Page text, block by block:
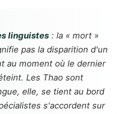
linguistes : la « mort »
pas la disparition d'un
au moment où le dernier
Les Thao sont
elle, se tient au bord
s'accordent sur